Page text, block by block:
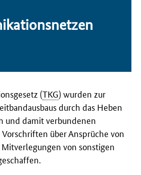
(TKG) wurden zur
durch das Heben
und damit verbundenen
über Ansprüche von
von sonstigen